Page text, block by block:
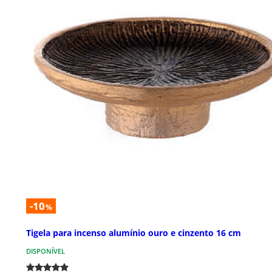
-10%
Tigela para incenso alumínio ouro e cinzento 16 cm
DISPONÍVEL